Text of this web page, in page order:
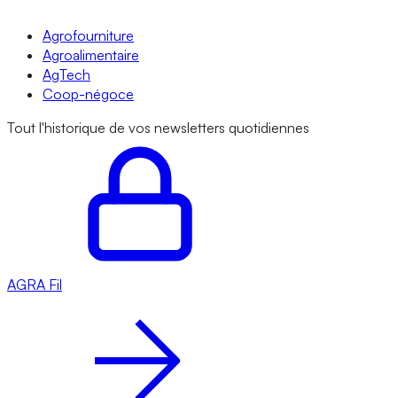
Agrofourniture
Agroalimentaire
AgTech
Coop-négoce
Tout l'historique de vos newsletters quotidiennes
AGRA Fil